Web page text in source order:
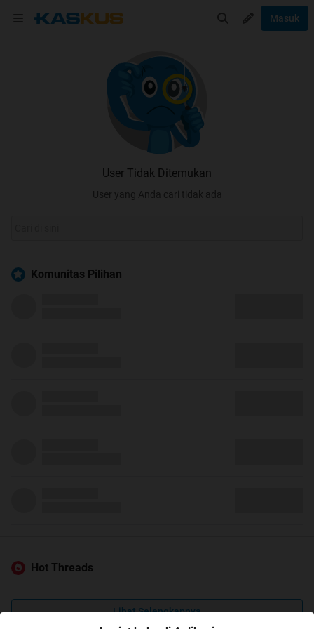
Masuk
User Tidak Ditemukan
User yang Anda cari tidak ada
Komunitas Pilihan
Hot Threads
Lihat Selengkapnya